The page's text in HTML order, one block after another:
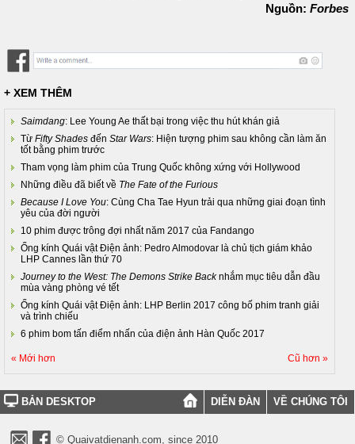
Nguồn: Forbes
+ XEM THÊM
Saimdang: Lee Young Ae thất bại trong việc thu hút khán giả
Từ Fifty Shades đến Star Wars: Hiện tượng phim sau không cần làm ăn
tốt bằng phim trước
Tham vọng làm phim của Trung Quốc không xứng với Hollywood
Những điều đã biết về The Fate of the Furious
Because I Love You: Cùng Cha Tae Hyun trải qua những giai đoạn tình
yêu của đời người
10 phim được trông đợi nhất năm 2017 của Fandango
Ống kính Quái vật Điện ảnh: Pedro Almodovar là chủ tịch giám khảo
LHP Cannes lần thứ 70
Journey to the West: The Demons Strike Backnhắm mục tiêu dẫn đầu
mùa vàng phòng vé tết
Ống kính Quái vật Điện ảnh: LHP Berlin 2017 công bố phim tranh giải
và trình chiếu
6 phim bom tấn điểm nhấn của điện ảnh Hàn Quốc 2017
« Mới hơn Cũ hơn »
BẢN DESKTOP DIỄN ĐÀN VỀ CHÚNG TÔI
© Quaivatdienanh.com, since 2010